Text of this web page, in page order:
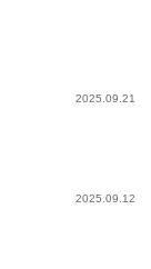
2025.09.21
2025.09.12